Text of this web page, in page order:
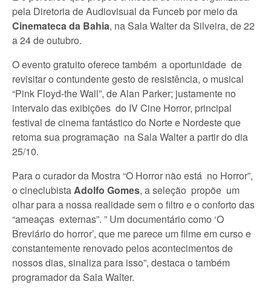
pela Diretoria de Audiovisual da Funceb por meio da
Cinemateca da Bahia, na Sala Walter da Silveira, de 22
a 24 de outubro.
O evento gratuito oferece também a oportunidade de
revisitar o contundente gesto de resistência, o musical
“Pink Floyd-the Wall”, de Alan Parker; justamente no
intervalo das exibições do IV Cine Horror, principal
festival de cinema fantástico do Norte e Nordeste que
retoma sua programação na Sala Walter a partir do dia
25/10.
Para o curador da Mostra “O Horror não está no Horror”,
o cineclubista Adolfo Gomes, a seleção propõe um
olhar para a nossa realidade sem o filtro e o conforto das
“ameaças externas”. ” Um documentário como ‘O
Breviário do horror’, que me parece um filme em curso e
constantemente renovado pelos acontecimentos de
nossos dias, sinaliza para isso”, destaca o também
programador da Sala Walter.